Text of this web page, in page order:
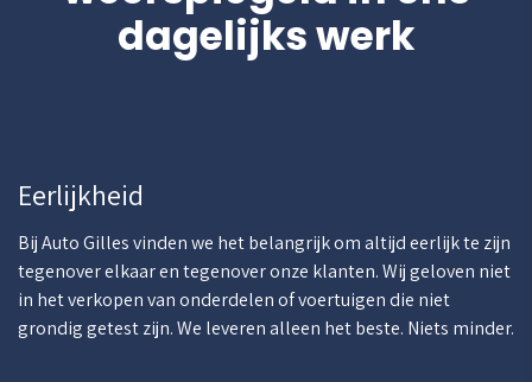
dagelijks werk
Eerlijkheid
Bij Auto Gilles vinden we het belangrijk om altijd eerlijk te zijn
tegenover elkaar en tegenover onze klanten. Wij geloven niet
in het verkopen van onderdelen of voertuigen die niet
grondig getest zijn. We leveren alleen het beste. Niets minder.